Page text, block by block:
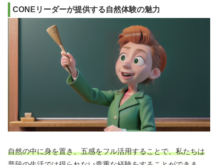
CONEリーダーが提供する自然体験の魅力
自然の中に身を置き、五感をフル活用することで、私たちは